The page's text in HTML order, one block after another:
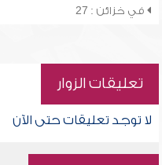
في خزائن : 27
تعليقات الزوار
لا توجد تعليقات حتى الآن